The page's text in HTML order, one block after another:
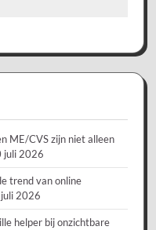
ME/CVS zijn niet alleen
juli 2026
trend van online
2026
helper bij onzichtbare